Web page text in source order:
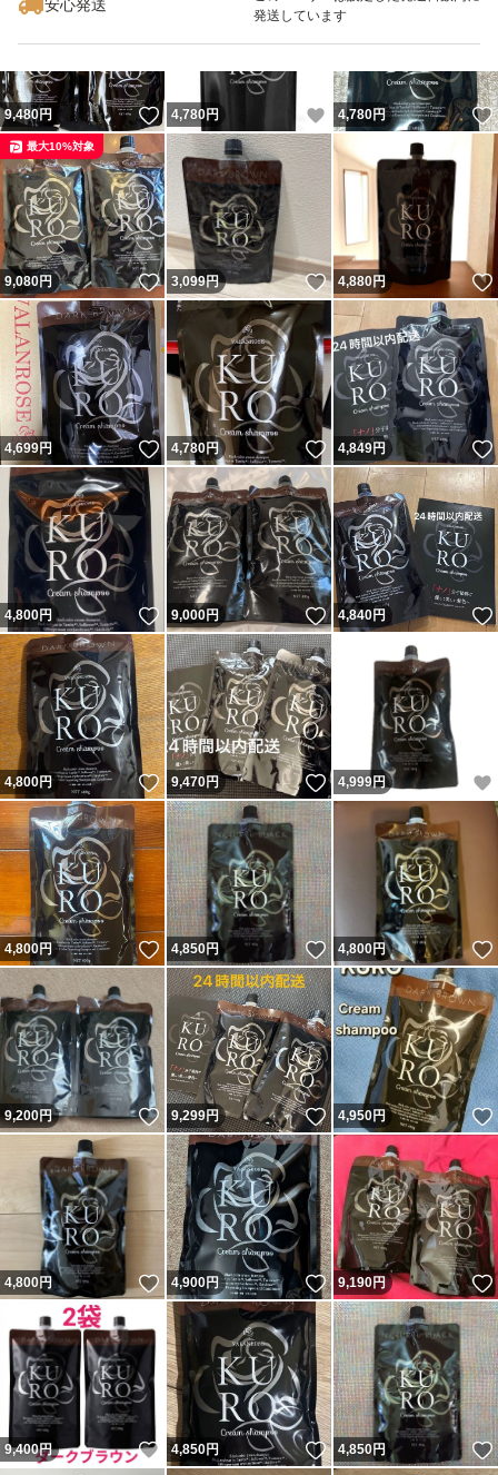
安心発送
発送しています
9,480円 いいね！
4,780円 いいね！
4,780円
9,080円 いいね！
最大10%対象
3,099円 いいね！
4,880円
4,699円 いいね！
4,780円 いいね！
4,849円
4,800円 いいね！
9,000円 いいね！
4,840円
4,800円 いいね！
9,470円 いいね！
4,999円
4,800円 いいね！
4,850円 いいね！
4,800円
9,200円 いいね！
9,299円 いいね！
4,950円
4,800円 いいね！
4,900円 いいね！
9,190円
9,400円 いいね！
4,850円 いいね！
4,850円